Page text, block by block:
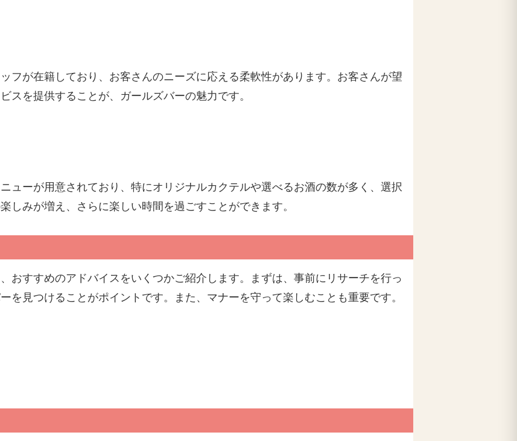
フが在籍しており、お客さんのニーズに応える柔軟性があります。お客さんが望
スを提供することが、ガールズバーの魅力です。
ューが用意されており、特にオリジナルカクテルや選べるお酒の数が多く、選択
しみが増え、さらに楽しい時間を過ごすことができます。
おすすめのアドバイスをいくつかご紹介します。まずは、事前にリサーチを行っ
を見つけることがポイントです。また、マナーを守って楽しむことも重要です。